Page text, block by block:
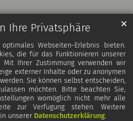
Ihre Privatsphäre
Webseiten-Erlebnis bieten.
die für das Funktionieren unserer
Mit Ihrer Zustimmung verwenden wir
externer Inhalte oder zu anonymen
Sie können selbst entscheiden,
möchten. Bitte beachten Sie,
womöglich nicht mehr alle
zur Verfügung stehen. Weitere
unserer Datenschutzerklärung.
✕